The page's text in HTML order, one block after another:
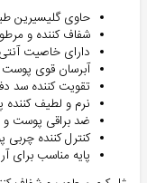
حاوی گلیسیرین
شفاف کننده و
دارای خاصیت
آبرسان قوی
تقویت کننده سد
نرم و لطیف
ضد براقی پوست و
کنترل کننده
پایه مناسب برای